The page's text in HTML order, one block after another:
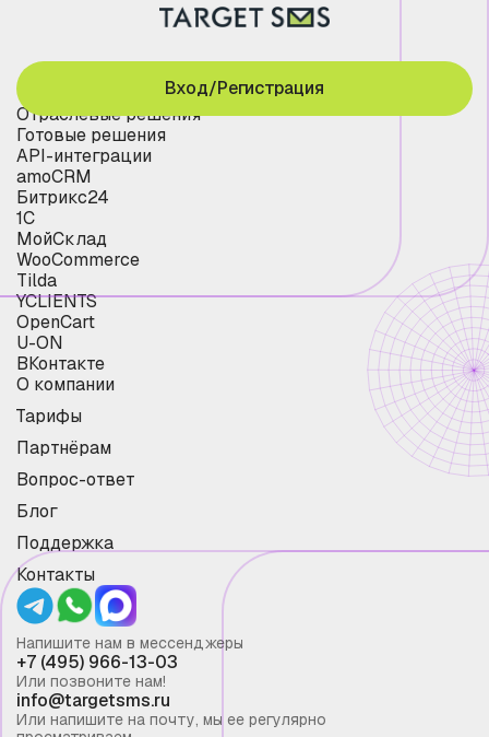
Отраслевые решения
Готовые решения
API-интеграции
amoCRM
Битрикс24
1С
МойСклад
WooCommerce
Tilda
YCLIENTS
OpenCart
U-ON
ВКонтакте
О компании
Тарифы
Партнёрам
Вопрос-ответ
Блог
Поддержка
Контакты
Вход/Регистрация
Напишите нам в мессенджеры
+7 (495) 966-13-03
Или позвоните нам!
info@targetsms.ru
Или напишите на почту, мы ее регулярно